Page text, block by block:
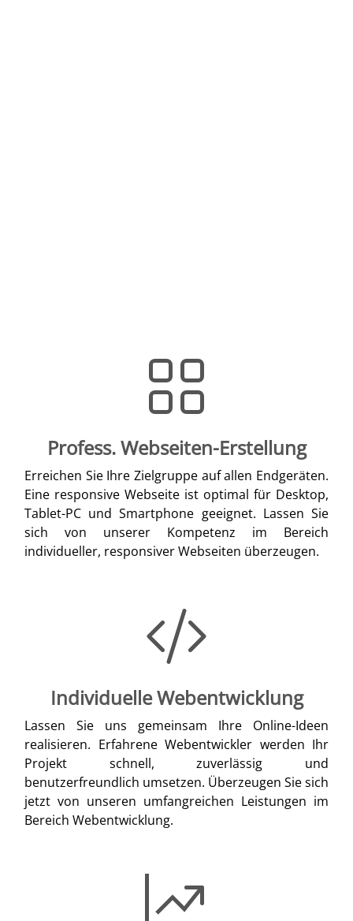
Profess. Webseiten-Erstellung
Erreichen Sie Ihre Zielgruppe auf allen Endgeräten.
Eine responsive Webseite ist optimal für Desktop,
Tablet-PC und Smartphone geeignet. Lassen Sie
sich von unserer Kompetenz im Bereich
individueller, responsiver Webseiten überzeugen.
Individuelle Webentwicklung
Lassen Sie uns gemeinsam Ihre Online-Ideen
realisieren. Erfahrene Webentwickler werden Ihr
Projekt schnell, zuverlässig und
benutzerfreundlich umsetzen. Überzeugen Sie sich
jetzt von unseren umfangreichen Leistungen im
Bereich Webentwicklung.